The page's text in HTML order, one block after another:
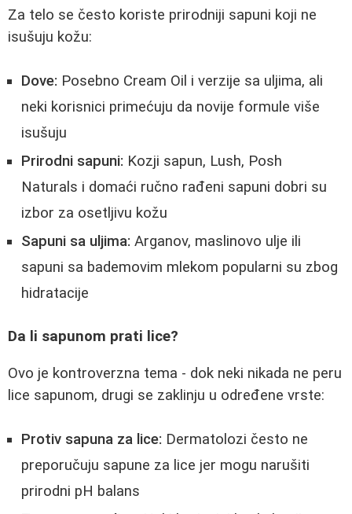
Za telo se često koriste prirodniji sapuni koji ne
isušuju kožu:
Dove: Posebno Cream Oil i verzije sa uljima, ali
neki korisnici primećuju da novije formule više
isušuju
Prirodni sapuni: Kozji sapun, Lush, Posh
Naturals i domaći ručno rađeni sapuni dobri su
izbor za osetljivu kožu
Sapuni sa uljima: Arganov, maslinovo ulje ili
sapuni sa bademovim mlekom popularni su zbog
hidratacije
Da li sapunom prati lice?
Ovo je kontroverzna tema - dok neki nikada ne peru
lice sapunom, drugi se zaklinju u određene vrste:
Protiv sapuna za lice: Dermatolozi često ne
preporučuju sapune za lice jer mogu narušiti
prirodni pH balans